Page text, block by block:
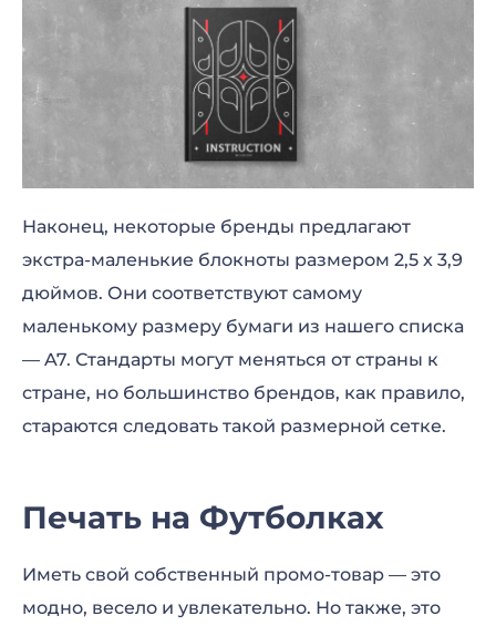
Наконец, некоторые бренды предлагают
экстра-маленькие блокноты размером 2,5 x 3,9
дюймов. Они соответствуют самому
маленькому размеру бумаги из нашего списка
— A7. Стандарты могут меняться от страны к
стране, но большинство брендов, как правило,
стараются следовать такой размерной сетке.
Печать на Футболках
Иметь свой собственный промо-товар — это
модно, весело и увлекательно. Но также, это